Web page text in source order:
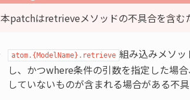
本patchはretrieveメソッドの不具合を含む
atom.{ModelName}.retrieve 組み込みメソッ
し、かつwhere条件の引数を指定した場
していないものが含まれる場合がある不具